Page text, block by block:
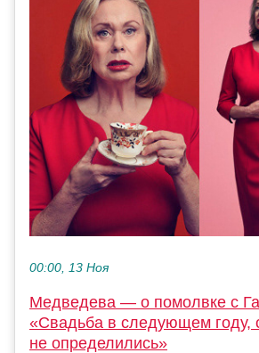
00:00, 13 Ноя
Медведева — о помолвке с
«Свадьба в следующем году,
не определились»